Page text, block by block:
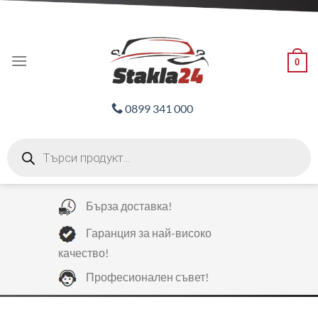
0
0899 341 000
search
Бърза доставка!
Гаранция за най-високо
качество!
Професионален съвет!